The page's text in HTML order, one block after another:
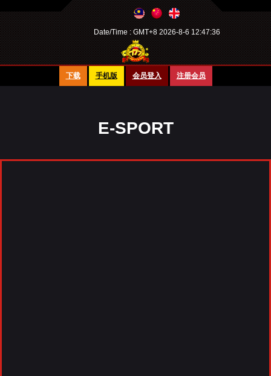
Date/Time : GMT+8 2026-8-6 12:47:36
下载 手机版 会员登入 注册会员
E-SPORT